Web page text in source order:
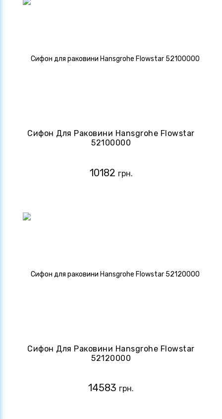
Сифон Для Раковини Hansgrohe Flowstar
52100000
10182 грн.
Сифон Для Раковини Hansgrohe Flowstar
52120000
14583 грн.